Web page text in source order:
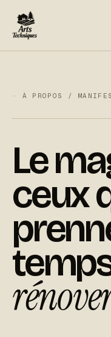
au
contenu
· À PROPOS /
Le
ceux